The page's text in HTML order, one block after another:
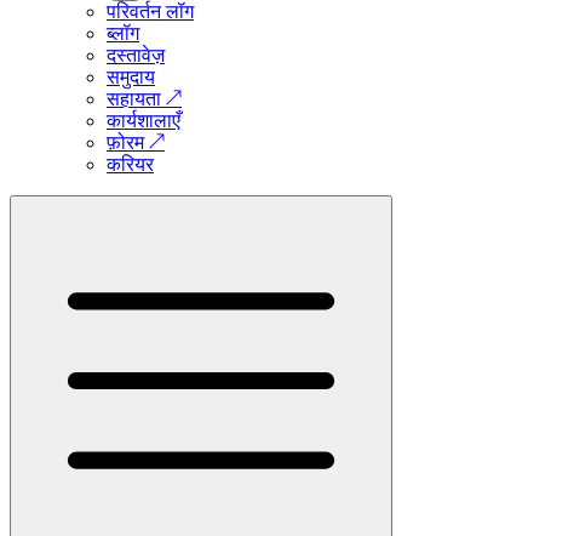
परिवर्तन लॉग
ब्लॉग
दस्तावेज़
समुदाय
सहायता ↗
कार्यशालाएँ
फ़ोरम↗
करियर